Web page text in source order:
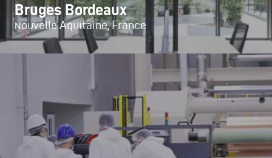
Bruges Bordeaux
Nouvelle Aquitaine, France